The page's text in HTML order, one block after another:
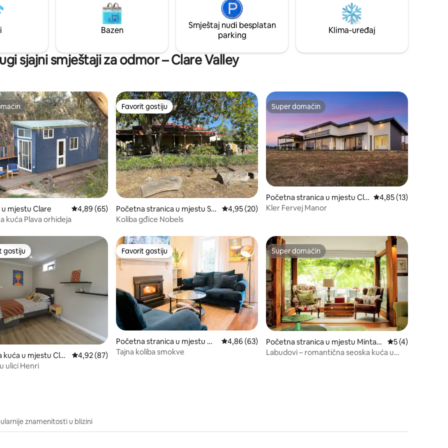
Prikladno za porodice
za djecu. Kućni ljubimci
Nevjerovatno gledanje zvezda
Savršeno mesto za
tipa, sa čajnom kuhinjom opremljenom
indukcionom pločom za kuvanje sa
jednim gorionikom i mikrotalasnom
Bazen
Smještaj nudi besplatan
parking
Klima-uređaj
sjajni smještaji za odmor – Clare Valley
5, recenzija: 37
u mjestu Clare prosječna ocjena 4,89 od 5, recenzija: 65
4,89 (65)
kuća Plava orhideja
Favorit gostiju
Favorit gostiju
Početna stranica u mjestu Sp
ring Farm
prosječna ocjena 4,95 od 5, recenzija: 20
4,95 (20)
Koliba gđice Nobels
Super domaćin
Super domaćin
Početna stranica u mjestu Cla
re
prosječna ocjena
4,85 (13)
Kler Fervej Manor
5, recenzija: 83
gostiju
gostiju
kuća u mjestu Clar
prosječna ocjena 4,92 od 5, recenzija: 87
4,92 (87)
ulici Henri
Favorit gostiju
Favorit gostiju
Početna stranica u mjestu Cl
are
prosječna ocjena 4,86 od 5, recenzija: 63
4,86 (63)
Tajna koliba smokve
Super domaćin
Super domaćin
Početna stranica u mjestu Mintar
o
prosječna ocjena
5 (4)
Labudovi – romantična seoska kuća u
znamenitosti u blizini